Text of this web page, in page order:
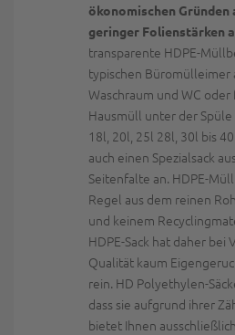
ökonomischen Gründen
geringer Folienstärken
transparente HDPE-
typischen Büromülleimer
Waschraum und WC
Hausmüll unter der
18l, 20l, 25l 28l, 30l bis
auch einen Spezialsack
Seitenfalte an. HDPE-
Regel aus dem reinen
und keinem
HDPE-Sack hat daher
Qualität kaum
rein. HD Polyethylen-
dass sie aufgrund ihrer
bietet Ihnen